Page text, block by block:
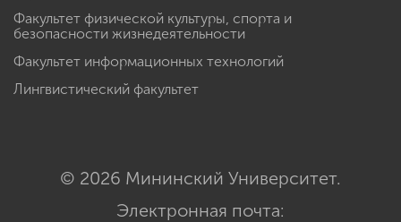
Факультет физической культуры, спорта и
безопасности жизнедеятельности
Факультет информационных технологий
Лингвистический факультет
© 2026 Мининский Университет.
Электронная почта: